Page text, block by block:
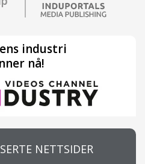
industri
nå!
NETTSIDER